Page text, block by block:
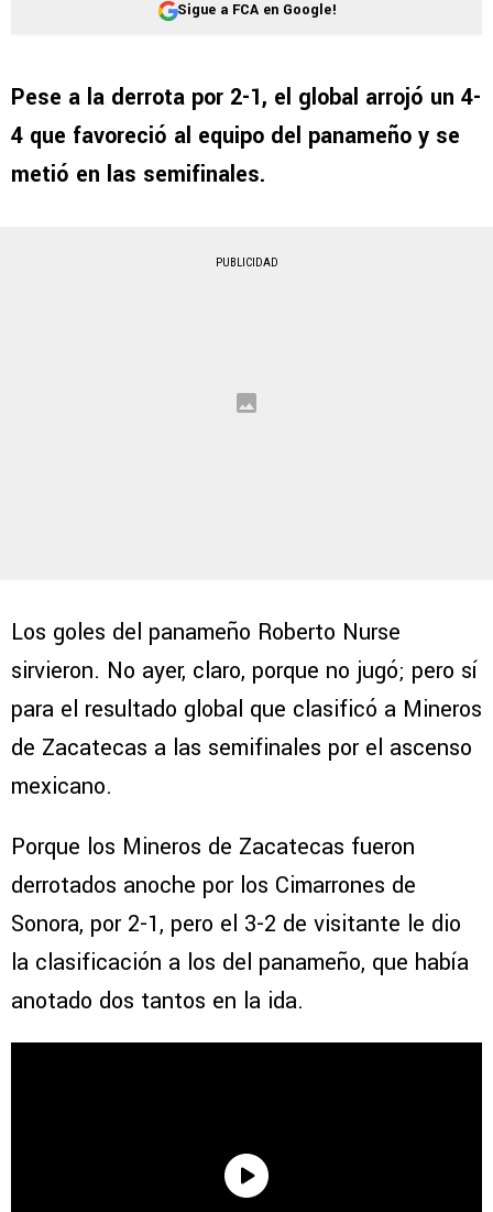
Sigue a FCA en Google!
Pese a la derrota por 2-1, el global arrojó un 4-
4 que favoreció al equipo del panameño y se
metió en las semifinales.
PUBLICIDAD
Los goles del panameño Roberto Nurse
sirvieron. No ayer, claro, porque no jugó; pero sí
para el resultado global que clasificó a Mineros
de Zacatecas a las semifinales por el ascenso
mexicano.
Porque los Mineros de Zacatecas fueron
derrotados anoche por los Cimarrones de
Sonora, por 2-1, pero el 3-2 de visitante le dio
la clasificación a los del panameño, que había
anotado dos tantos en la ida.